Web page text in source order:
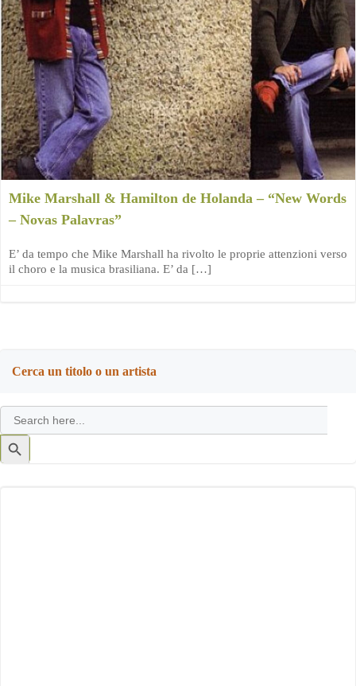
Mike Marshall & Hamilton de Holanda – “New Words
– Novas Palavras”
E’ da tempo che Mike Marshall ha rivolto le proprie attenzioni verso
il choro e la musica brasiliana. E’ da […]
Cerca un titolo o un artista
Search
for:
Search
Button